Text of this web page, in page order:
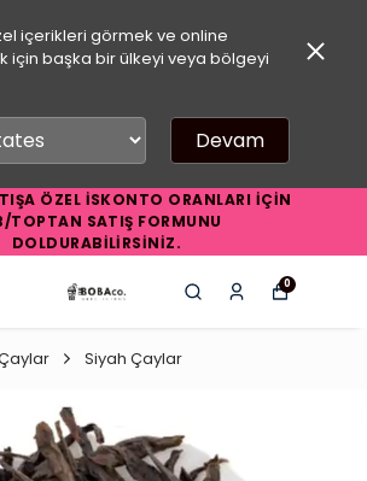
içerikleri görmek ve online
için başka bir ülkeyi veya bölgeyi
Devam
ÖZEL İSKONTO ORANLARI İÇİN
TOPTAN SATIŞ FORMUNU
DOLDURABİLİRSİNİZ.
0
Siyah Çaylar